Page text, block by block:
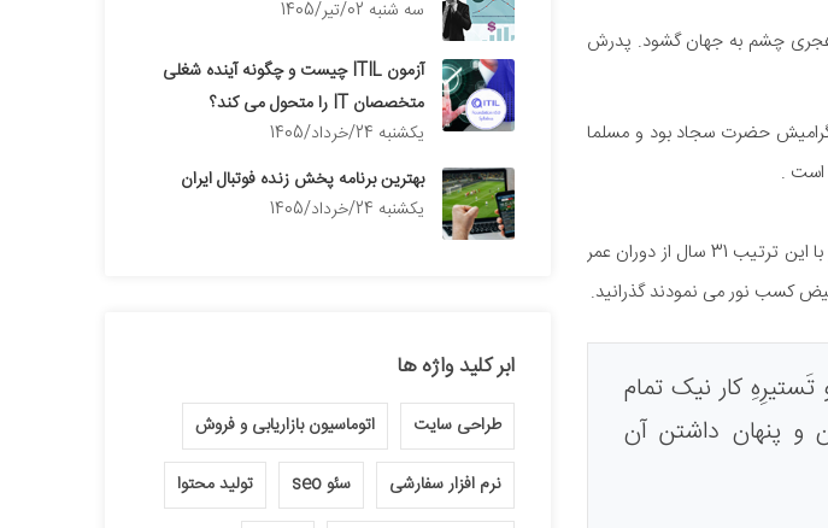
جعفر صادق علیه السلام رئیس مذهب جعفرى (شیعه ) در روز 17 ربیع الاول سال 83 هجرى چشم به جهان گشود. پدرش
" است . حضرت صادق تا سن 12 سالگى معاصر جد گرامیش حضرت سجاد بود و مسلما
است .
پس از رحلت امام چهارم مدت 19 سال نیز در خدمت پدر بزرگوارش امام محمد باقر (ع ) زندگى کرد و با این ترتیب 31 سال از دوران عمر
کسب نور مى نمودند گذرانید.
تَستیرِهِ کار نیک تمام
پنهان داشتن آن
سه شنبه 02/تیر/1405
آزمون ITIL چیست و چگونه آینده شغلی
متخصصان IT را متحول می کند؟
يكشنبه 24/خرداد/1405
بهترین برنامه پخش زنده فوتبال ایران
يكشنبه 24/خرداد/1405
ابر کلید واژه ها
طراحی سایت اتوماسیون بازاریابی و فروش
نرم افزار سفارشی سئو seo تولید محتوا